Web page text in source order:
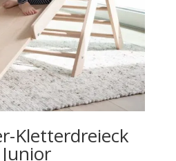
Kletterdreieck